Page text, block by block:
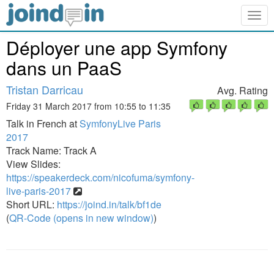
Déployer une app Symfony
dans un PaaS
Tristan Darricau
Friday 31 March 2017 from 10:55 to 11:35
Talk in French atSymfonyLive Paris
2017
Track Name: Track A
View Slides:
https://speakerdeck.com/nicofuma/symfony-
live-paris-2017
Short URL: https://joind.in/talk/bf1de
(QR-Code (opens in new window))
Avg. Rating